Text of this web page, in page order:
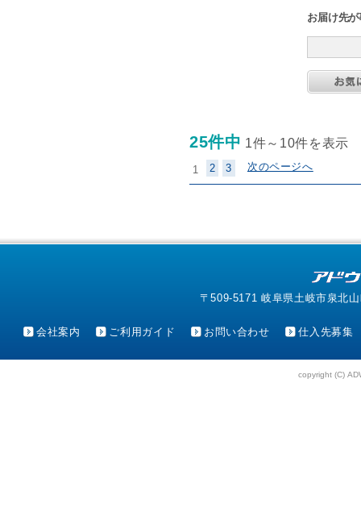
お届け先
25件中 1件～10件を表示
1 2 3 次のページへ
〒509-5171 岐阜県土岐市泉北
会社案内 ご利用ガイド お問い合わせ 仕入先募集
copyright (C)